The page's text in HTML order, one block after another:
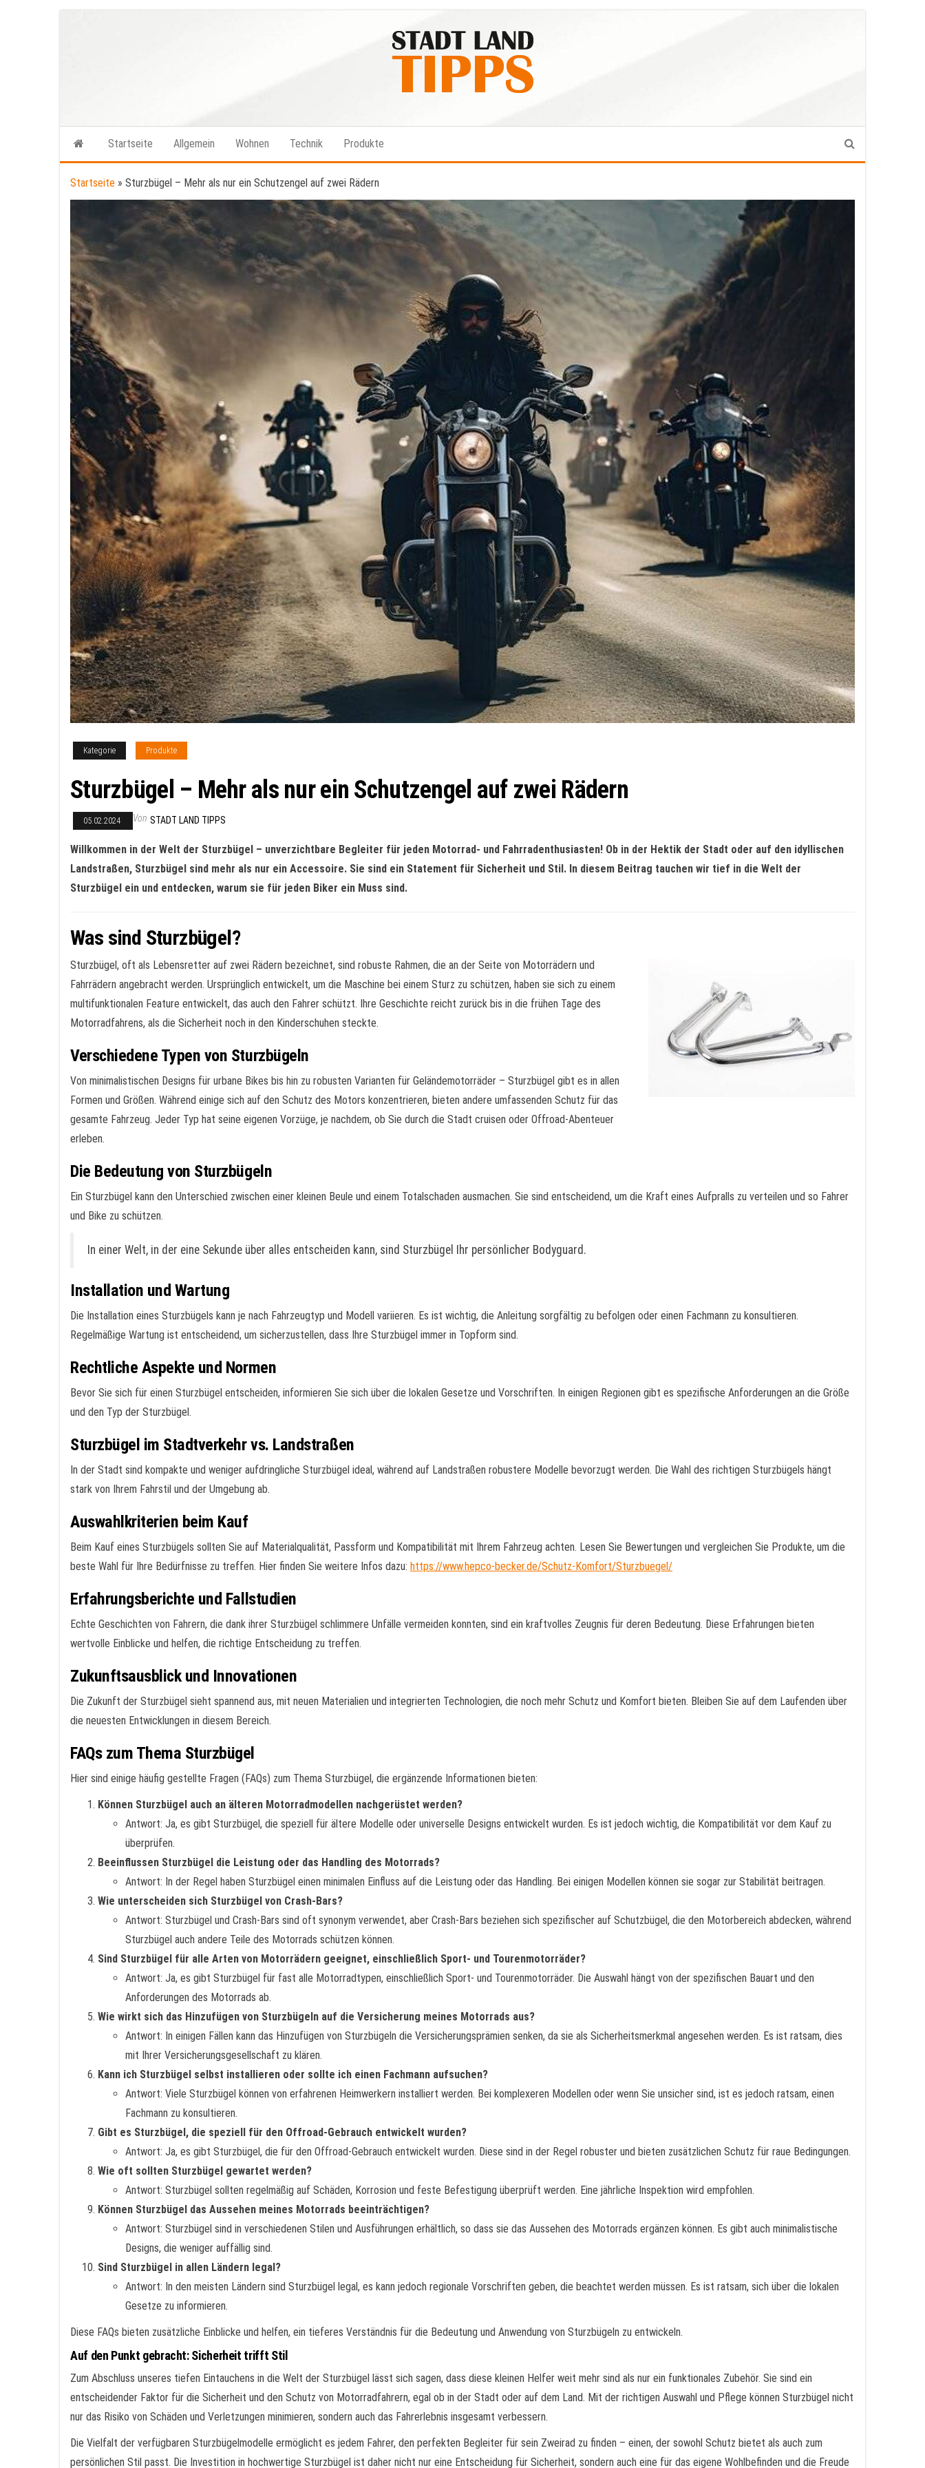
Tipps
für Stadt
Startseite Allgemein Wohnen Technik Produkte
Startseite » Sturzbügel – Mehr als nur ein Schutzengel auf zwei Rädern
Kategorie Produkte
Sturzbügel – Mehr als nur ein Schutzengel auf zwei Rädern
05.02.2024 Von STADT LAND TIPPS
Willkommen in der Welt der Sturzbügel – unverzichtbare Begleiter für jeden Motorrad- und Fahrradenthusiasten! Ob in der Hektik der Stadt oder auf den idyllischen
Landstraßen, Sturzbügel sind mehr als nur ein Accessoire. Sie sind ein Statement für Sicherheit und Stil. In diesem Beitrag tauchen wir tief in die Welt der
Sturzbügel ein und entdecken, warum sie für jeden Biker ein Muss sind.
Was sind Sturzbügel?
Sturzbügel, oft als Lebensretter auf zwei Rädern bezeichnet, sind robuste Rahmen, die an der Seite von Motorrädern und
Fahrrädern angebracht werden. Ursprünglich entwickelt, um die Maschine bei einem Sturz zu schützen, haben sie sich zu einem
multifunktionalen Feature entwickelt, das auch den Fahrer schützt. Ihre Geschichte reicht zurück bis in die frühen Tage des
Motorradfahrens, als die Sicherheit noch in den Kinderschuhen steckte.
Verschiedene Typen von Sturzbügeln
Von minimalistischen Designs für urbane Bikes bis hin zu robusten Varianten für Geländemotorräder – Sturzbügel gibt es in allen
Formen und Größen. Während einige sich auf den Schutz des Motors konzentrieren, bieten andere umfassenden Schutz für das
gesamte Fahrzeug. Jeder Typ hat seine eigenen Vorzüge, je nachdem, ob Sie durch die Stadt cruisen oder Offroad-Abenteuer
erleben.
Die Bedeutung von Sturzbügeln
Ein Sturzbügel kann den Unterschied zwischen einer kleinen Beule und einem Totalschaden ausmachen. Sie sind entscheidend, um die Kraft eines Aufpralls zu verteilen und so Fahrer
und Bike zu schützen.
In einer Welt, in der eine Sekunde über alles entscheiden kann, sind Sturzbügel Ihr persönlicher Bodyguard.
Installation und Wartung
Die Installation eines Sturzbügels kann je nach Fahrzeugtyp und Modell variieren. Es ist wichtig, die Anleitung sorgfältig zu befolgen oder einen Fachmann zu konsultieren.
Regelmäßige Wartung ist entscheidend, um sicherzustellen, dass Ihre Sturzbügel immer in Topform sind.
Rechtliche Aspekte und Normen
Bevor Sie sich für einen Sturzbügel entscheiden, informieren Sie sich über die lokalen Gesetze und Vorschriften. In einigen Regionen gibt es spezifische Anforderungen an die Größe
und den Typ der Sturzbügel.
Sturzbügel im Stadtverkehr vs. Landstraßen
In der Stadt sind kompakte und weniger aufdringliche Sturzbügel ideal, während auf Landstraßen robustere Modelle bevorzugt werden. Die Wahl des richtigen Sturzbügels hängt
stark von Ihrem Fahrstil und der Umgebung ab.
Auswahlkriterien beim Kauf
Beim Kauf eines Sturzbügels sollten Sie auf Materialqualität, Passform und Kompatibilität mit Ihrem Fahrzeug achten. Lesen Sie Bewertungen und vergleichen Sie Produkte, um die
beste Wahl für Ihre Bedürfnisse zu treffen. Hier finden Sie weitere Infos dazu: https://www.hepco-becker.de/Schutz-Komfort/Sturzbuegel/
Erfahrungsberichte und Fallstudien
Echte Geschichten von Fahrern, die dank ihrer Sturzbügel schlimmere Unfälle vermeiden konnten, sind ein kraftvolles Zeugnis für deren Bedeutung. Diese Erfahrungen bieten
wertvolle Einblicke und helfen, die richtige Entscheidung zu treffen.
Zukunftsausblick und Innovationen
Die Zukunft der Sturzbügel sieht spannend aus, mit neuen Materialien und integrierten Technologien, die noch mehr Schutz und Komfort bieten. Bleiben Sie auf dem Laufenden über
die neuesten Entwicklungen in diesem Bereich.
FAQs zum Thema Sturzbügel
Hier sind einige häufig gestellte Fragen (FAQs) zum Thema Sturzbügel, die ergänzende Informationen bieten:
Können Sturzbügel auch an älteren Motorradmodellen nachgerüstet werden?
Antwort: Ja, es gibt Sturzbügel, die speziell für ältere Modelle oder universelle Designs entwickelt wurden. Es ist jedoch wichtig, die Kompatibilität vor dem Kauf zu
überprüfen.
Beeinflussen Sturzbügel die Leistung oder das Handling des Motorrads?
Antwort: In der Regel haben Sturzbügel einen minimalen Einfluss auf die Leistung oder das Handling. Bei einigen Modellen können sie sogar zur Stabilität beitragen.
Wie unterscheiden sich Sturzbügel von Crash-Bars?
Antwort: Sturzbügel und Crash-Bars sind oft synonym verwendet, aber Crash-Bars beziehen sich spezifischer auf Schutzbügel, die den Motorbereich abdecken, während
Sturzbügel auch andere Teile des Motorrads schützen können.
Sind Sturzbügel für alle Arten von Motorrädern geeignet, einschließlich Sport- und Tourenmotorräder?
Antwort: Ja, es gibt Sturzbügel für fast alle Motorradtypen, einschließlich Sport- und Tourenmotorräder. Die Auswahl hängt von der spezifischen Bauart und den
Anforderungen des Motorrads ab.
Wie wirkt sich das Hinzufügen von Sturzbügeln auf die Versicherung meines Motorrads aus?
Antwort: In einigen Fällen kann das Hinzufügen von Sturzbügeln die Versicherungsprämien senken, da sie als Sicherheitsmerkmal angesehen werden. Es ist ratsam, dies
mit Ihrer Versicherungsgesellschaft zu klären.
Kann ich Sturzbügel selbst installieren oder sollte ich einen Fachmann aufsuchen?
Antwort: Viele Sturzbügel können von erfahrenen Heimwerkern installiert werden. Bei komplexeren Modellen oder wenn Sie unsicher sind, ist es jedoch ratsam, einen
Fachmann zu konsultieren.
Gibt es Sturzbügel, die speziell für den Offroad-Gebrauch entwickelt wurden?
Antwort: Ja, es gibt Sturzbügel, die für den Offroad-Gebrauch entwickelt wurden. Diese sind in der Regel robuster und bieten zusätzlichen Schutz für raue Bedingungen.
Wie oft sollten Sturzbügel gewartet werden?
Antwort: Sturzbügel sollten regelmäßig auf Schäden, Korrosion und feste Befestigung überprüft werden. Eine jährliche Inspektion wird empfohlen.
Können Sturzbügel das Aussehen meines Motorrads beeinträchtigen?
Antwort: Sturzbügel sind in verschiedenen Stilen und Ausführungen erhältlich, so dass sie das Aussehen des Motorrads ergänzen können. Es gibt auch minimalistische
Designs, die weniger auffällig sind.
Sind Sturzbügel in allen Ländern legal?
Antwort: In den meisten Ländern sind Sturzbügel legal, es kann jedoch regionale Vorschriften geben, die beachtet werden müssen. Es ist ratsam, sich über die lokalen
Gesetze zu informieren.
Diese FAQs bieten zusätzliche Einblicke und helfen, ein tieferes Verständnis für die Bedeutung und Anwendung von Sturzbügeln zu entwickeln.
Auf den Punkt gebracht: Sicherheit trifft Stil
Zum Abschluss unseres tiefen Eintauchens in die Welt der Sturzbügel lässt sich sagen, dass diese kleinen Helfer weit mehr sind als nur ein funktionales Zubehör. Sie sind ein
entscheidender Faktor für die Sicherheit und den Schutz von Motorradfahrern, egal ob in der Stadt oder auf dem Land. Mit der richtigen Auswahl und Pflege können Sturzbügel nicht
nur das Risiko von Schäden und Verletzungen minimieren, sondern auch das Fahrerlebnis insgesamt verbessern.
Die Vielfalt der verfügbaren Sturzbügelmodelle ermöglicht es jedem Fahrer, den perfekten Begleiter für sein Zweirad zu finden – einen, der sowohl Schutz bietet als auch zum
persönlichen Stil passt. Die Investition in hochwertige Sturzbügel ist daher nicht nur eine Entscheidung für Sicherheit, sondern auch eine für das eigene Wohlbefinden und die Freude